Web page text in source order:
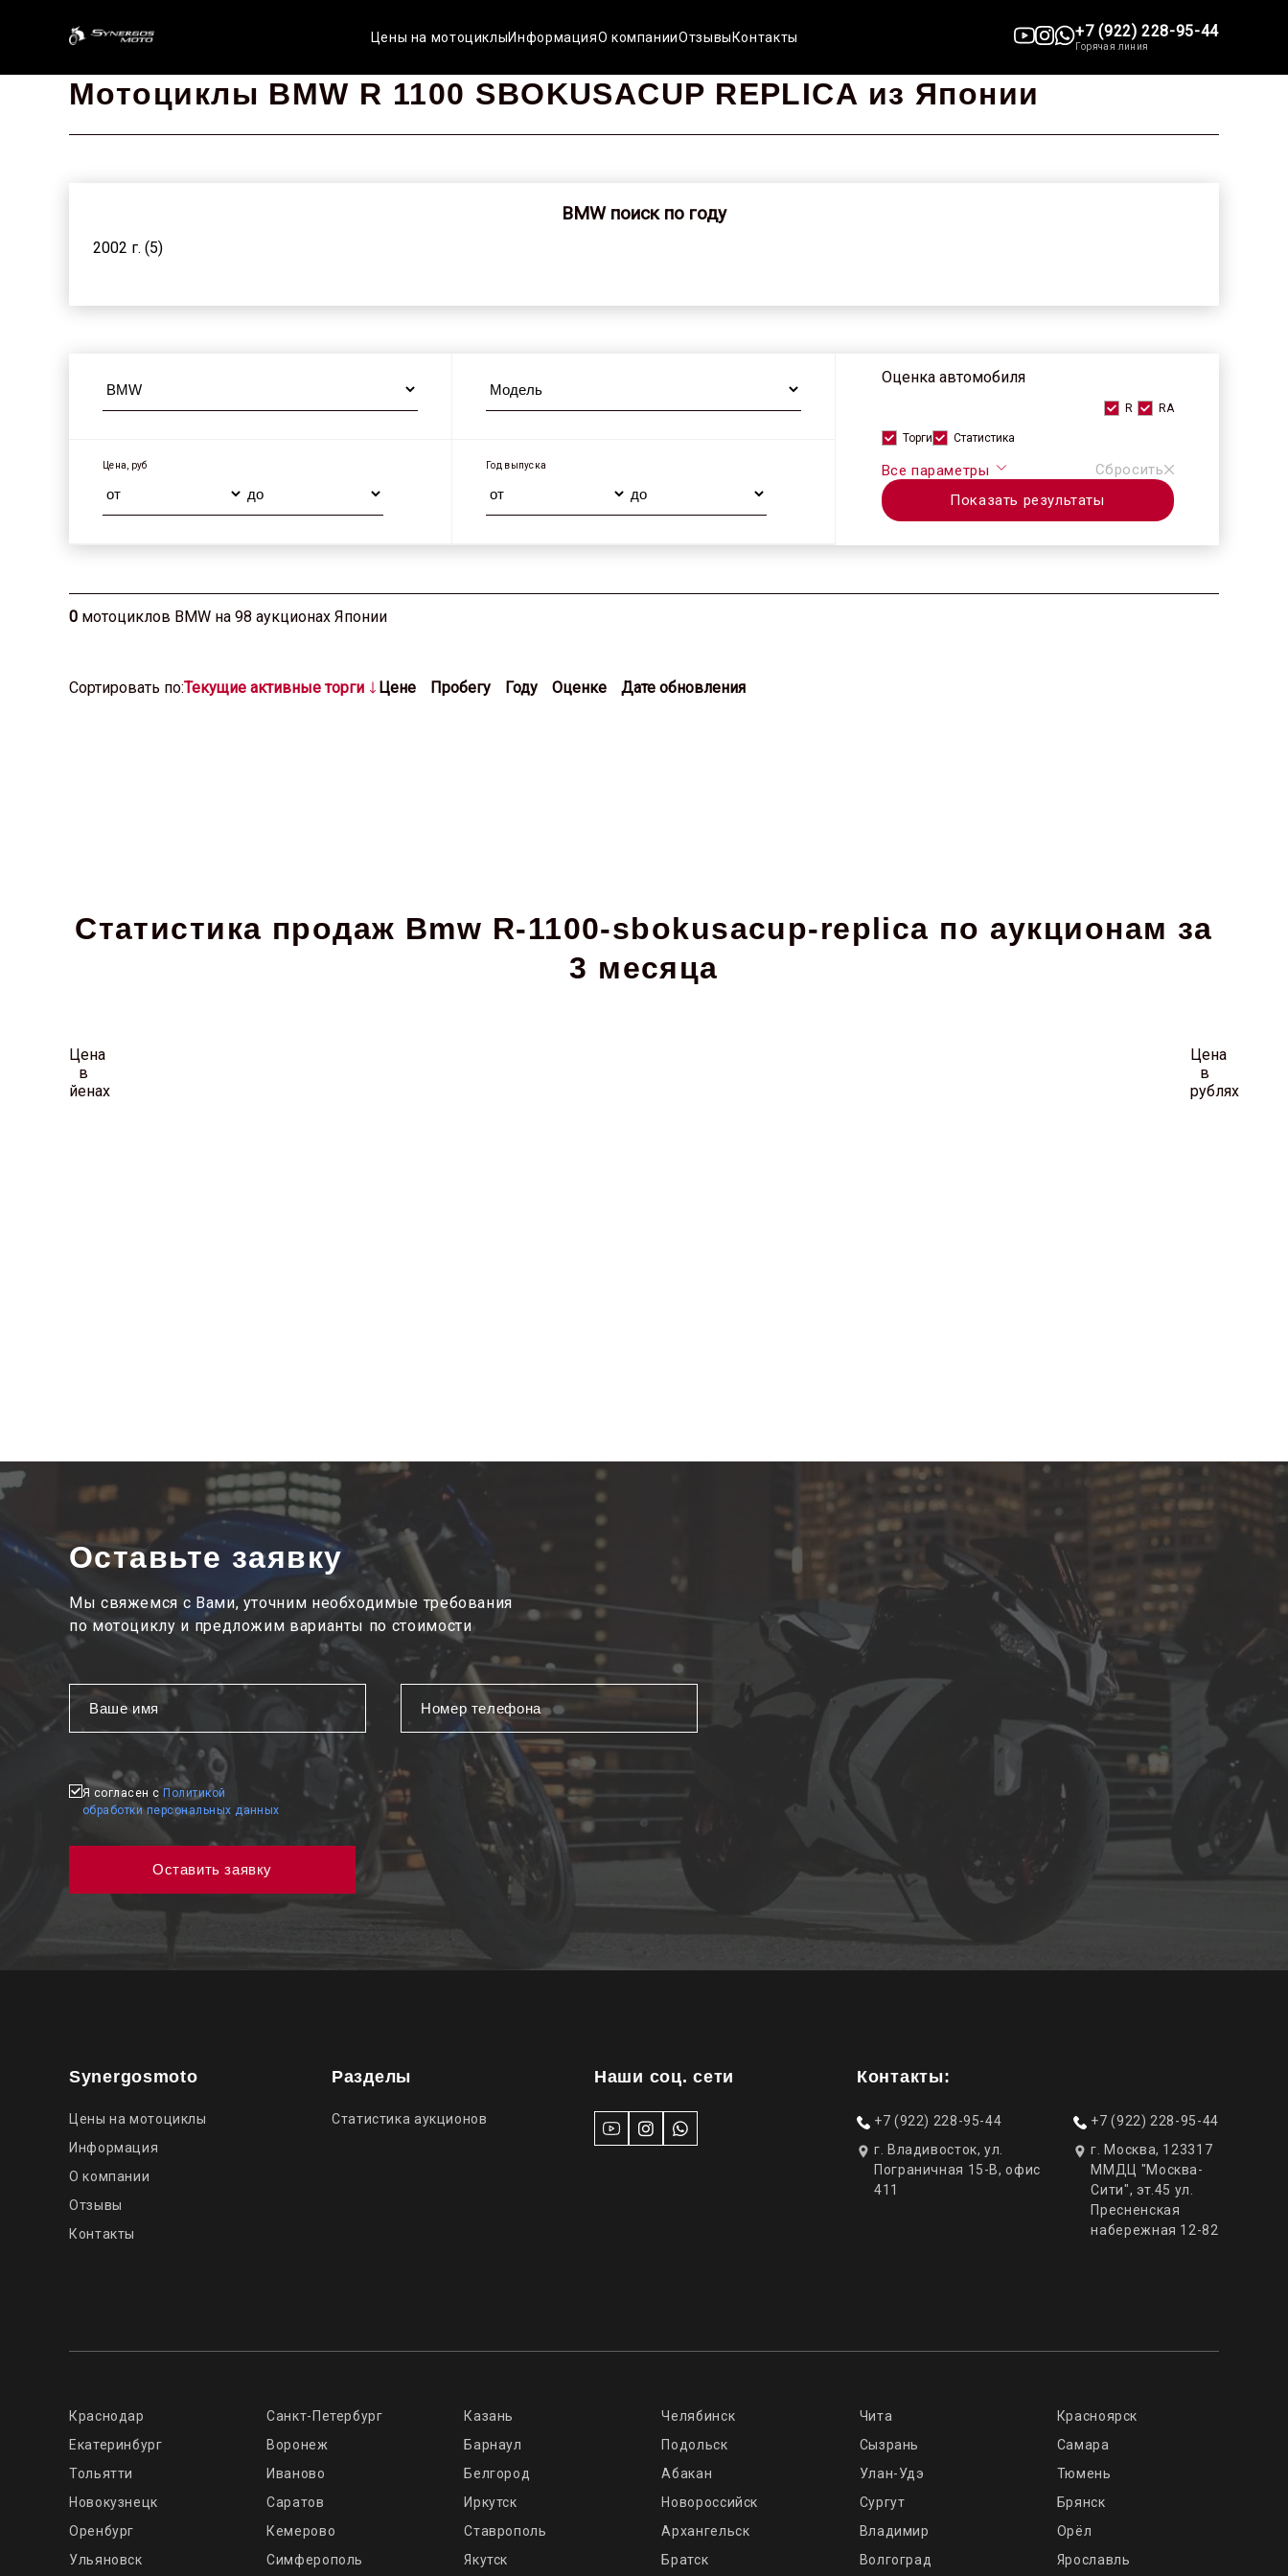
Цены на мотоциклыИнформацияО компанииОтзывы Контакты +7 (922) 228-95-44
Горячая линия
Мотоциклы BMW R 1100 SBOKUSACUP REPLICA из Японии
BMW поиск по году
2002 г. (5)
Цена, руб Год выпуска
Оценка автомобиля
R RA
Торги Статистика
Все параметры
Сбросить
Показать результаты
0 мотоциклов BMW на 98 аукционах Японии
Cортировать по:Текущие активные торги Цене Пробегу Году Оценке Дате обновления
Статистика продаж Bmw R-1100-sbokusacup-replica по аукционам за
3 месяца
Цена
в
йенах
Цена
в
рублях
Оставьте заявку
Мы свяжемся с Вами, уточним необходимые требования
по мотоциклу и предложим варианты по стоимости
Я согласен с Политикой
обработки персональных данных
Synergosmoto
Цены на мотоциклы
Информация
О компании
Отзывы
Контакты
Разделы
Статистика аукционов
Наши соц. сети Контакты:
+7 (922) 228-95-44
г. Владивосток, ул.
Пограничная 15-В, офис
411
+7 (922) 228-95-44
г. Москва, 123317
ММДЦ "Москва-
Сити", эт.45 ул.
Пресненская
набережная 12-82
Краснодар Санкт-Петербург Казань Челябинск Чита
Красноярск
Екатеринбург
Воронеж Барнаул Подольск Сызрань
Самара
Тольятти
Иваново Белгород Абакан Улан-Удэ
Тюмень
Новокузнецк
Саратов Иркутск Новороссийск Сургут
Брянск
Оренбург
Кемерово Ставрополь Архангельск Владимир
Орёл
Ульяновск
Симферополь Якутск Братск Волгоград Ярославль